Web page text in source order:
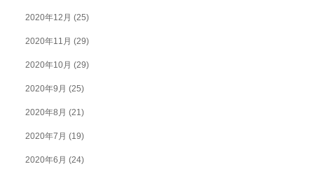
2020年12月 (25)
2020年11月 (29)
2020年10月 (29)
2020年9月 (25)
2020年8月 (21)
2020年7月 (19)
2020年6月 (24)